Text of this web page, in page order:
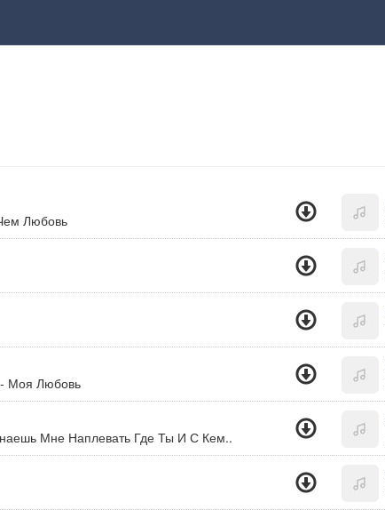
Любовь
- Моя Любовь
Мне Наплевать Где Ты И С Кем..